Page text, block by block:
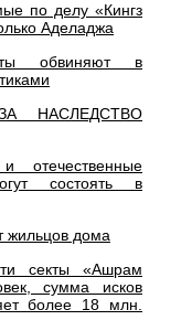
по делу «Кингз
Аделаджа
обвиняют в
НАСЛЕДСТВО
отечественные
состоять в
жильцов дома
секты «Ашрам
сумма исков
более 18 млн.